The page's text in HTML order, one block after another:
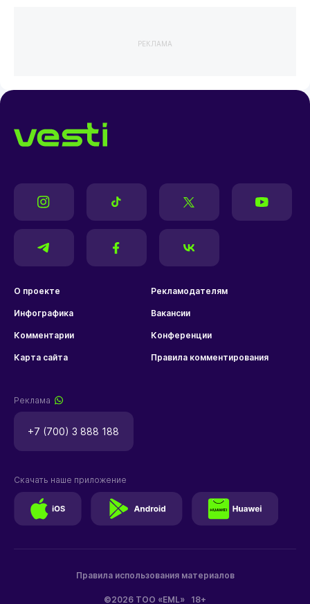
РЕКЛАМА
О проекте Рекламодателям
Инфографика Вакансии
Комментарии Конференции
Карта сайта Правила комментирования
Реклама
+7 (700) 3 888 188
©2026 ТОО «EML» 18+
Правила использования материалов
Скачать наше приложение